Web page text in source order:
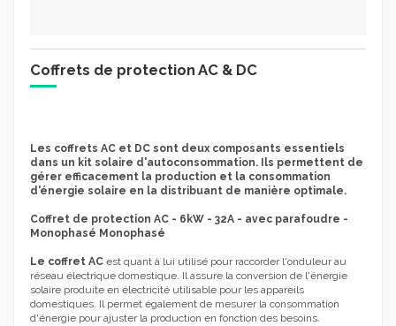
Coffrets de protection AC & DC
Les coffrets AC et DC sont deux composants essentiels
dans un kit solaire d'autoconsommation. Ils permettent de
gérer efficacement la production et la consommation
d'énergie solaire en la distribuant de manière optimale.
Coffret de protection AC - 6kW - 32A - avec parafoudre -
Monophasé Monophasé
Le coffret AC est quant à lui utilisé pour raccorder l'onduleur au
réseau électrique domestique. Il assure la conversion de l'énergie
solaire produite en électricité utilisable pour les appareils
domestiques. Il permet également de mesurer la consommation
d'énergie pour ajuster la production en fonction des besoins.